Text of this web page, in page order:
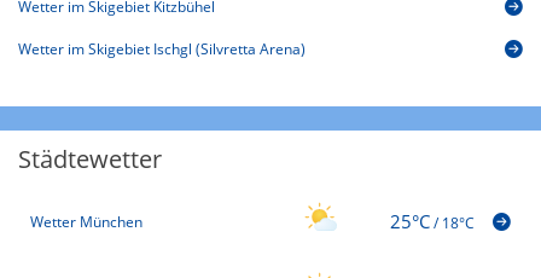
Wetter im Skigebiet Kitzbühel
Wetter im Skigebiet Ischgl (Silvretta Arena)
Städtewetter
Wetter München 25°C/18°C